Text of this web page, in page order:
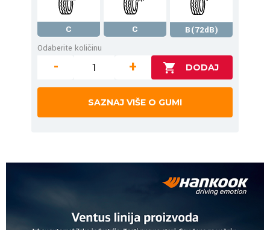
C C
B(72dB)
Odaberite količinu
- +
SAZNAJ VIŠE O GUMI